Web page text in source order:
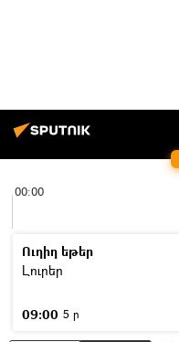
00:00
Ուղիղ եթեր
Լուրեր
09:00 5 ր